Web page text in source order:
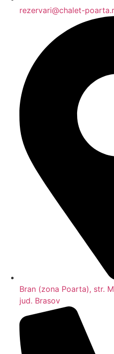
rezervari@chalet-
Bran (zona Poarta), str.
jud. Brasov